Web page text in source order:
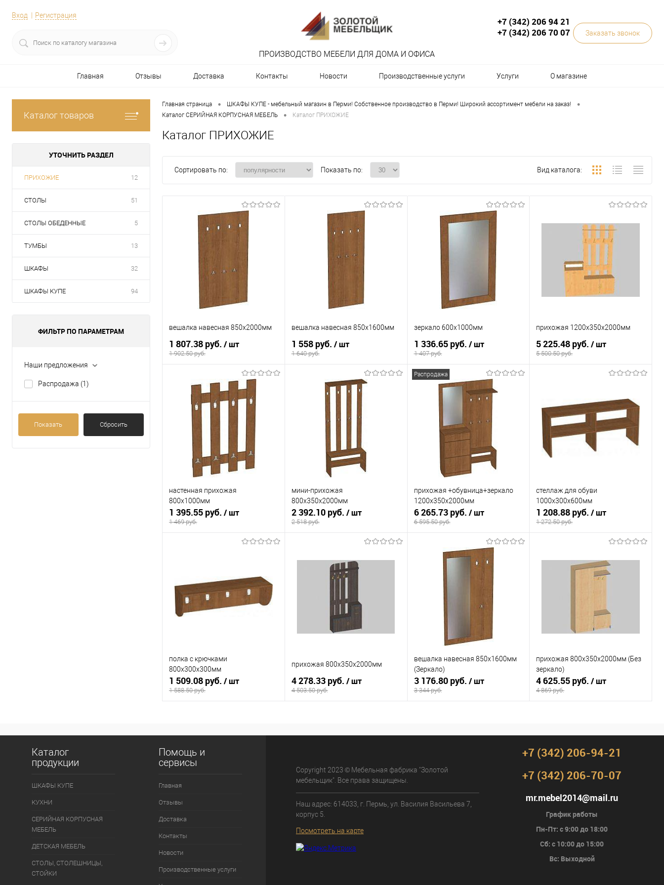
Вход Регистрация
+7 (342) 206 94 21
+7 (342) 206 70 07
Заказать звонок
ПРОИЗВОДСТВО МЕБЕЛИ ДЛЯ ДОМА И ОФИСА
Главная Отзывы Доставка Контакты Новости Производственные услуги Услуги О магазине
Каталог товаров
УТОЧНИТЬ РАЗДЕЛ
ПРИХОЖИЕ 12
СТОЛЫ 51
СТОЛЫ ОБЕДЕННЫЕ 5
ТУМБЫ 13
ШКАФЫ 32
ШКАФЫ КУПЕ 94
ФИЛЬТР ПО ПАРАМЕТРАМ
Наши предложения
Распродажа (1)
Показать Сбросить
Главная страница • ШКАФЫ КУПЕ - мебельный магазин в Перми! Собственное производство в Перми! Широкий ассортимент мебели на заказ! •
Каталог СЕРИЙНАЯ КОРПУСНАЯ МЕБЕЛЬ • Каталог ПРИХОЖИЕ
Каталог ПРИХОЖИЕ
Сортировать по: Показать по: Вид каталога:
вешалка навесная 850х2000мм
1 807.38 руб. / шт
1 902.50 руб.
В корзину
Купить в 1 клик
К сравнению
В избранное
Под заказ
вешалка навесная 850х1600мм
1 558 руб. / шт
1 640 руб.
В корзину
Купить в 1 клик
В избранное
зеркало 600х1000мм
1 336.65 руб. / шт
1 407 руб.
В корзину
Купить в 1 клик
В избранное
Под заказ
прихожая 1200х350х2000мм
5 225.48 руб./ шт
5 500.50 руб.
Купить в 1 клик
К сравнению
В избранное
Под заказ
настенная прихожая
800х1000мм
1 395.55 руб. / шт
1 469 руб.
К сравнению
В избранное
Под заказ
мини-прихожая
800х350х2000мм
2 392.10 руб. / шт
2 518 руб.
Купить в 1 клик
Распродажа
прихожая +обувница+зеркало
1200х350х2000мм
6 265.73 руб. / шт
6 595.50 руб.
В корзину
Купить в 1 клик
К сравнению
В избранное
Под заказ
стеллаж для обуви
1000х300х600мм
1 208.88 руб./ шт
1 272.50 руб.
К сравнению
полка с крючками
800х300х300мм
1 509.08 руб. / шт
1 588.50 руб.
В избранное
прихожая 800х350х2000мм
4 278.33 руб. / шт
4 503.50 руб.
вешалка навесная 850х1600мм
(Зеркало)
3 176.80 руб. / шт
3 344 руб.
прихожая 800х350х2000мм (Без
зеркало)
4 625.55 руб./ шт
4 869 руб.
В избранное
Под заказ
Каталог
продукции
ШКАФЫ КУПЕ
КУХНИ
СЕРИЙНАЯ КОРПУСНАЯ
МЕБЕЛЬ
ДЕТСКАЯ МЕБЕЛЬ
СТОЛЫ, СТОЛЕШНИЦЫ,
СТОЙКИ
Помощь и
сервисы
Главная
Отзывы
Доставка
Контакты
Новости
Производственные услуги
Copyright 2023 © Мебельная фабрика "Золотой
мебельщик". Все права защищены.
Наш адрес: 614033, г. Пермь, ул. Василия Васильева 7,
корпус 5.
Посмотреть на карте
+7 (342) 206-94-21
+7 (342) 206-70-07
mr.mebel2014@mail.ru
График работы
Пн-Пт: с 9:00 до 18:00
Сб: с 10:00 до 15:00
Вс: Выходной